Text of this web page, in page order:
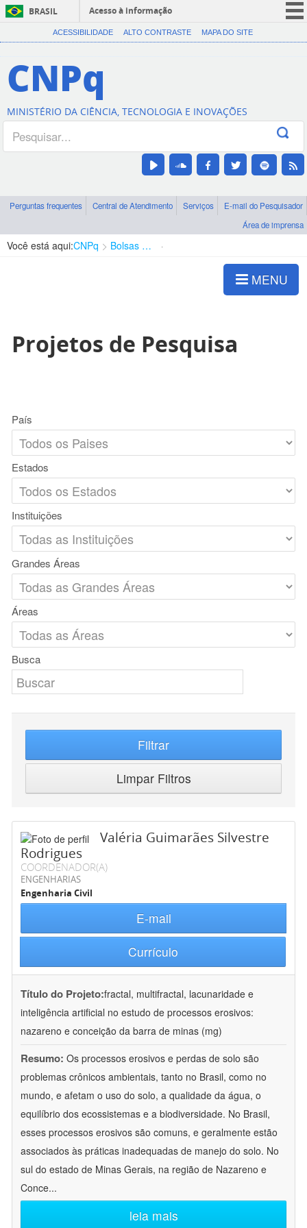
BRASIL
Acesso à informação
CORONAVÍRUS (COVID-19)
Canais
ACESSIBILIDADE ALTO CONTRASTE MAPA DO SITE
CNPq
MINISTÉRIO DA CIÊNCIA, TECNOLOGIA E INOVAÇÕES
Perguntas frequentes Central de Atendimento Serviços
E-mail do Pesquisador
Área de imprensa
Você está aqui:CNPq Bolsas e Auxílios Vigentes
MENU
Projetos de Pesquisa
País
Estados
Instituições
Grandes Áreas
Áreas
Busca
Filtrar
Limpar Filtros
Valéria Guimarães Silvestre
Rodrigues
COORDENADOR(A)
ENGENHARIAS
Engenharia Civil
E-mail
Currículo
Título do Projeto:fractal, multifractal, lacunaridade e
inteligência artificial no estudo de processos erosivos:
nazareno e conceição da barra de minas (mg)
Resumo: Os processos erosivos e perdas de solo são
problemas crônicos ambientais, tanto no Brasil, como no
mundo, e afetam o uso do solo, a qualidade da água, o
equilíbrio dos ecossistemas e a biodiversidade. No Brasil,
esses processos erosivos são comuns, e geralmente estão
associados às práticas inadequadas de manejo do solo. No
sul do estado de Minas Gerais, na região de Nazareno e
Conce...
leia mais